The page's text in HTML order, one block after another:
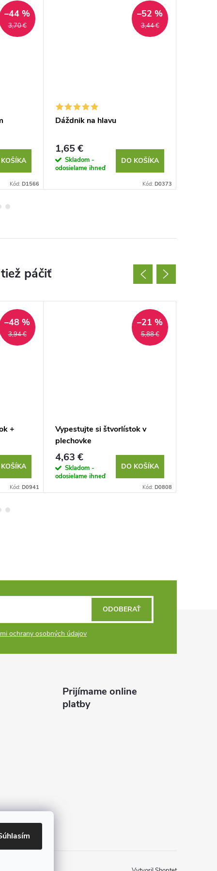
3,70 €
–44 %
Kód: D1566
3,44 €
–52 %
Dáždnik na hlavu
1,65 €
Skladom -
odosielame ihneď
DO KOŠÍKA
Kód: D0373
3,94 €
–48 %
+
Kód: D0941
5,88 €
–21 %
Vypestujte si štvorlístok v
plechovke
4,63 €
Skladom -
odosielame ihneď
DO KOŠÍKA
Kód: D0808
ochrany osobných údajov
ODOBERAŤ
Prijímame online
platby